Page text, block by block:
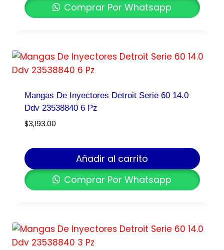
Comprar Por Whatsapp
Mangas De Inyectores Detroit Serie 60 14.0
Ddv 23538840 6 Pz
$3,193.00
Añadir al carrito
Comprar Por Whatsapp